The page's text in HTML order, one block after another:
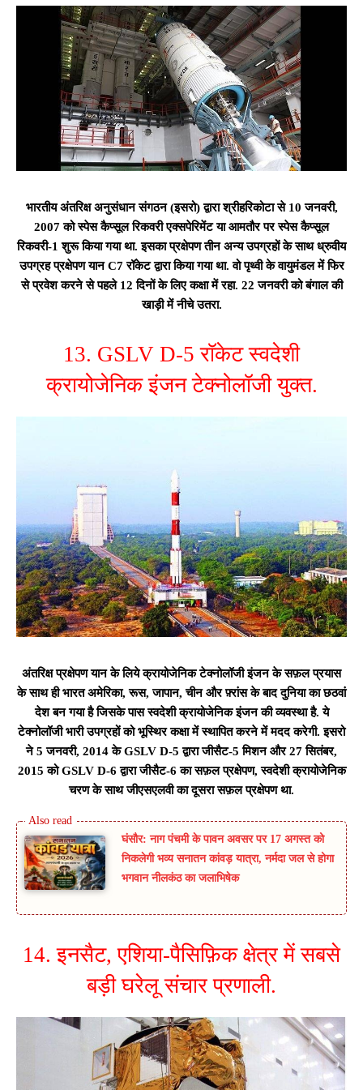
भारतीय अंतरिक्ष अनुसंधान संगठन (इसरो) द्वारा श्रीहरिकोटा से 10 जनवरी,
2007 को स्पेस कैप्सूल रिकवरी एक्सपेरिमेंट या आमतौर पर स्पेस कैप्सूल
रिकवरी-1 शुरू किया गया था. इसका प्रक्षेपण तीन अन्य उपग्रहों के साथ ध्रुवीय
उपग्रह प्रक्षेपण यान C7 रॉकेट द्वारा किया गया था. वो पृथ्वी के वायुमंडल में फिर
से प्रवेश करने से पहले 12 दिनों के लिए कक्षा में रहा. 22 जनवरी को बंगाल की
खाड़ी में नीचे उतरा.
13. GSLV D-5 रॉकेट स्वदेशी
क्रायोजेनिक इंजन टेक्नोलॉजी युक्त.
अंतरिक्ष प्रक्षेपण यान के लिये क्रायोजेनिक टेक्नोलॉजी इंजन के सफ़ल प्रयास
के साथ ही भारत अमेरिका, रूस, जापान, चीन और फ़्रांस के बाद दुनिया का छठवां
देश बन गया है जिसके पास स्वदेशी क्रायोजेनिक इंजन की व्यवस्था है. ये
टेक्नोलॉजी भारी उपग्रहों को भूस्थिर कक्षा में स्थापित करने में मदद करेगी. इसरो
ने 5 जनवरी, 2014 के GSLV D-5 द्वारा जीसैट-5 मिशन और 27 सितंबर,
2015 को GSLV D-6 द्वारा जीसैट-6 का सफ़ल प्रक्षेपण, स्वदेशी क्रायोजेनिक
चरण के साथ जीएसएलवी का दूसरा सफ़ल प्रक्षेपण था.
घंसौर: नाग पंचमी के पावन अवसर पर 17 अगस्त को
निकलेगी भव्य सनातन कांवड़ यात्रा, नर्मदा जल से होगा
भगवान नीलकंठ का जलाभिषेक
14. इनसैट, एशिया-पैसिफ़िक क्षेत्र में सबसे
बड़ी घरेलू संचार प्रणाली.